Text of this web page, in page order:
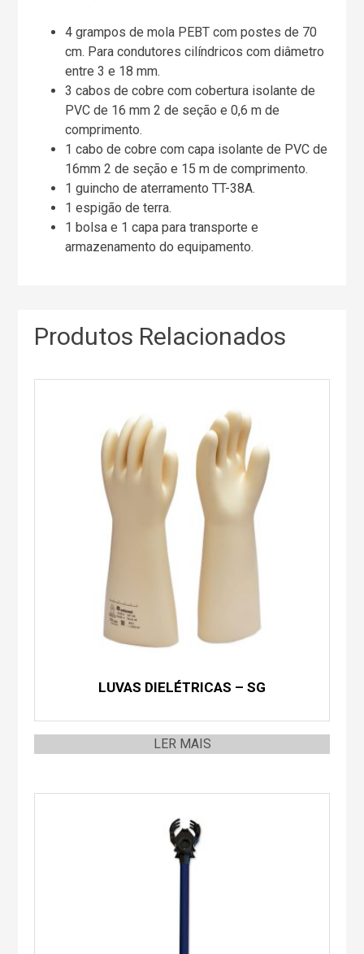
4 grampos de mola PEBT com postes de 70
cm. Para condutores cilíndricos com diâmetro
entre 3 e 18 mm.
3 cabos de cobre com cobertura isolante de
PVC de 16 mm 2 de seção e 0,6 m de
comprimento.
1 cabo de cobre com capa isolante de PVC de
16mm 2 de seção e 15 m de comprimento.
1 guincho de aterramento TT-38A.
1 espigão de terra.
1 bolsa e 1 capa para transporte e
armazenamento do equipamento.
Produtos Relacionados
LUVAS DIELÉTRICAS – SG
LER MAIS